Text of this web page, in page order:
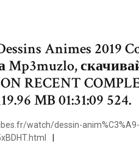
Animes 2019
Mp3muzlo,
RECENT
MB 01:31:09 524.
watch/dessin-